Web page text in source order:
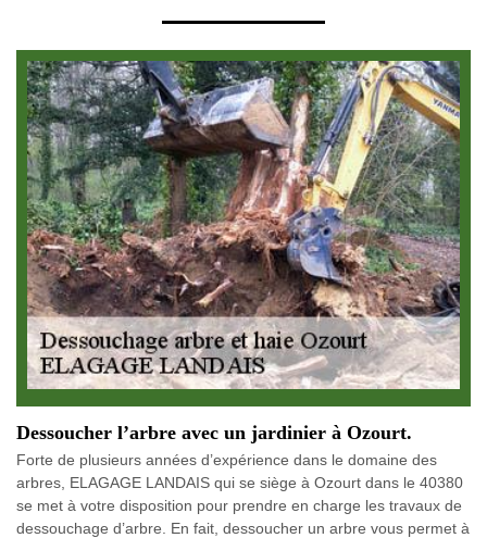
Dessoucher l’arbre avec un jardinier à Ozourt.
Forte de plusieurs années d’expérience dans le domaine des
arbres, ELAGAGE LANDAIS qui se siège à Ozourt dans le 40380
se met à votre disposition pour prendre en charge les travaux de
dessouchage d’arbre. En fait, dessoucher un arbre vous permet à